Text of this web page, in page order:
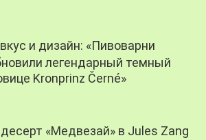
и дизайн: «Пивоварни
легендарный темный
Kronprinz Černé»
«Медвезай» в Jules Zang